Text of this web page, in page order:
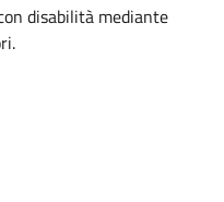
disabilità mediante